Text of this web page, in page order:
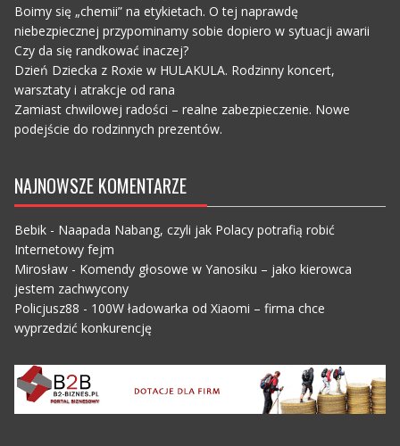
Boimy się „chemii” na etykietach. O tej naprawdę
niebezpiecznej przypominamy sobie dopiero w sytuacji awarii
Czy da się randkować inaczej?
Dzień Dziecka z Roxie w HULAKULA. Rodzinny koncert,
warsztaty i atrakcje od rana
Zamiast chwilowej radości – realne zabezpieczenie. Nowe
podejście do rodzinnych prezentów.
NAJNOWSZE KOMENTARZE
Bebik- Naapada Nabang, czyli jak Polacy potrafią robić
Internetowy fejm
Mirosław- Komendy głosowe w Yanosiku – jako kierowca
jestem zachwycony
Policjusz88 - 100W ładowarka od Xiaomi – firma chce
wyprzedzić konkurencję